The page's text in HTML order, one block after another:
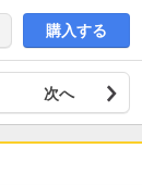
購入する
次へ